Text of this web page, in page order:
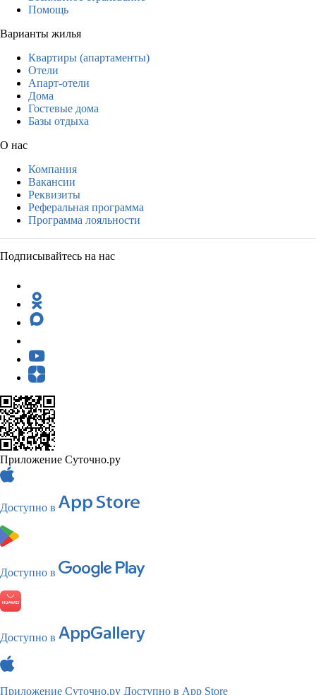
Помощь
Варианты жилья
Квартиры (апартаменты)
Отели
Апарт-отели
Дома
Гостевые дома
Базы отдыха
О нас
Компания
Вакансии
Реквизиты
Реферальная программа
Программа лояльности
Подписывайтесь на нас
Приложение Суточно.ру
Доступно в
Доступно в
Доступно в
Приложение Суточно.ру Доступно в App Store